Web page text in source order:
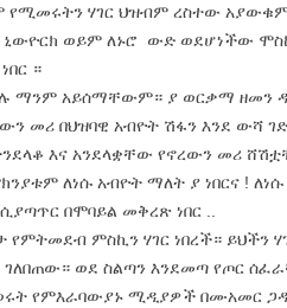
ሃገር ህዝብም ረስተው
ወይም ለኑሮ ውድ ወደሆነችው
።
ማንም አይሰማቸውም። ያ ወርቃማ ዘመን
መሪ በህዝባዊ አብዮት ሽፋን እንደ ውሻ
እና አንደላቋቸው የኖረውን መሪ
ለነሱ አብዮት ማለት ያ ነበርና !
በሞባይል መቅረጽ ነበር ..
የምትመደብ ምስኪን ሃገር ነበረች። ይህችን
ወደ ስልጣን እንደመጣ የጦር
የምእራባውያኑ ሚዲያዎች በሙአመር